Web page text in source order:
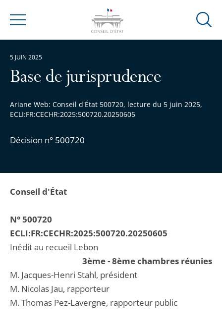
Menu
Ouvrir
Base de jurisprudence
Ariane Web: Conseil d'État 500720, lecture du 5 juin 2025,
ECLI:FR:CECHR:2025:500720.20250605
Décision n° 500720
5 JUIN 2025
Conseil d'État
N° 500720
ECLI:FR:CECHR:2025:500720.20250605
Inédit au recueil Lebon
3ème - 8ème chambres réunies
M. Jacques-Henri Stahl, président
M. Nicolas Jau, rapporteur
M. Thomas Pez-Lavergne, rapporteur public